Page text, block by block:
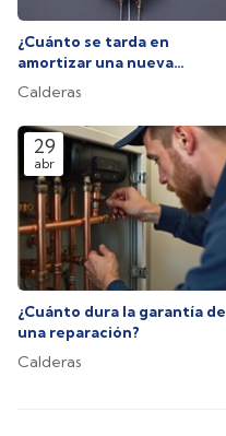
¿Cuánto se tarda en
amortizar una nueva
caldera?
Calderas
29
abr
¿Cuánto dura la garantía de
una reparación?
Calderas